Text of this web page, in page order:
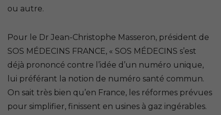
ou autre.
Pour le Dr Jean-Christophe Masseron, président de
SOS MÉDECINS FRANCE, « SOS MÉDECINS s’est
déjà prononcé contre l’idée d’un numéro unique,
lui préférant la notion de numéro santé commun.
On sait très bien qu’en France, les réformes prévues
pour simplifier, finissent en usines à gaz ingérables.